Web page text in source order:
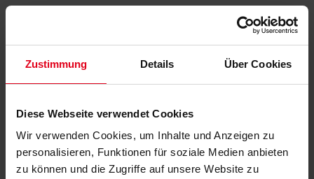
Zustimmung Details Über Cookies
Diese Webseite verwendet Cookies
Wir verwenden Cookies, um Inhalte und Anzeigen zu
personalisieren, Funktionen für soziale Medien anbieten
zu können und die Zugriffe auf unsere Website zu